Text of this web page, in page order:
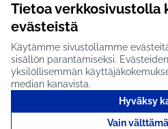
Tietoa verkkosivustolla
evästeistä
Käytämme sivustollamme
sisällön parantamiseksi.
yksilöllisemmän
median kanavista.
Hyväksy
Vain
Ohjeet kirjautumiseen
Ohjeet kommentin jättämiseen
Tuusulan osallistumisalusta X-